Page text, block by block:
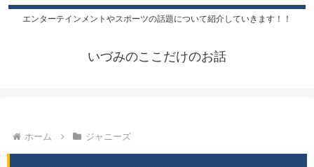
エンターテインメントやスポーツの話題について紹介していきます！！
いづみのここだけのお話
ホーム ジャニーズ